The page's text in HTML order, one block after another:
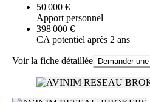
50 000 €
Apport personnel
398 000 €
CA potentiel après 2 ans
Voir la fiche détaillée Demander